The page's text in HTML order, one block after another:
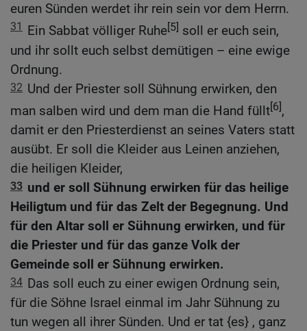
euren Sünden werdet ihr rein sein vor dem Herrn.
31 Ein Sabbat völliger Ruhe[5] soll er euch sein,
und ihr sollt euch selbst demütigen – eine ewige
Ordnung.
32 Und der Priester soll Sühnung erwirken, den
man salben wird und dem man die Hand füllt[6],
damit er den Priesterdienst an seines Vaters statt
ausübt. Er soll die Kleider aus Leinen anziehen,
die heiligen Kleider,
33 und er soll Sühnung erwirken für das heilige
Heiligtum und für das Zelt der Begegnung. Und
für den Altar soll er Sühnung erwirken, und für
die Priester und für das ganze Volk der
Gemeinde soll er Sühnung erwirken.
34 Das soll euch zu einer ewigen Ordnung sein,
für die Söhne Israel einmal im Jahr Sühnung zu
tun wegen all ihrer Sünden. Und er tat {es} , ganz